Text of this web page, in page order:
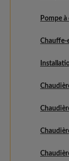
Pompe
Chauffe-